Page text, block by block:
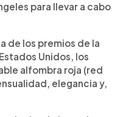
para llevar a cabo
de los premios de la
Unidos, los
alfombra roja (red
elegancia y,